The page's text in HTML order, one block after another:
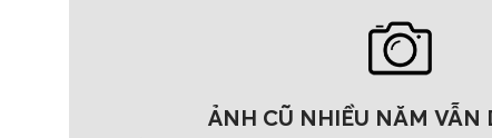
ẢNH CŨ NHIỀU NĂM VẪN